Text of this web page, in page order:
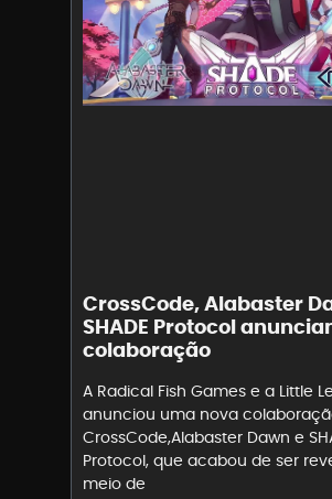
CrossCode, Alabaster
SHADE Protocol
colaboração
A Radical Fish Games e a Little
anunciou uma nova
CrossCode,Alabaster Dawn e
Protocol, que acabou de ser
meio de